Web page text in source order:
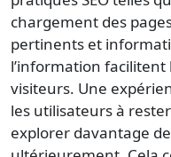
chargement des
pertinents et
l’information
visiteurs. Une
les utilisateurs à
explorer davantage